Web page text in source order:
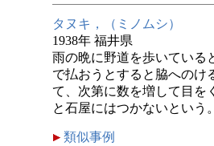
タヌキ，（ミノムシ）
1938年 福井県
雨の晩に野道を歩いている
で払おうとすると脇へのけ
て、次第に数を増して目を
と石屋にはつかないという。
類似事例